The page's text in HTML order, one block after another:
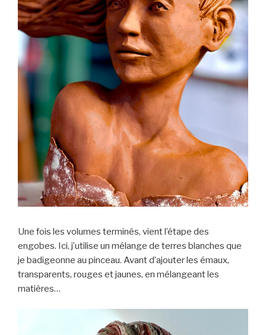
Une fois les volumes terminés, vient l’étape des
engobes. Ici, j’utilise un mélange de terres blanches que
je badigeonne au pinceau. Avant d’ajouter les émaux,
transparents, rouges et jaunes, en mélangeant les
matières…